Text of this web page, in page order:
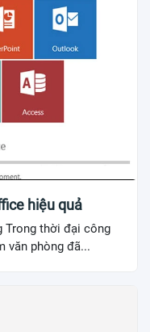
hiệu quả
Trong thời đại công
văn phòng đã...